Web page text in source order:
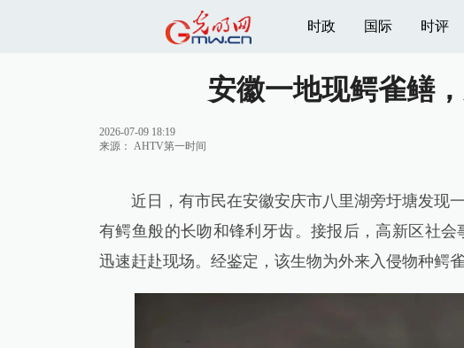
时政 国际 时评
安徽一地现鳄雀鳝
2026-07-09 18:19
来源： AHTV第一时间
近日，有市民在安徽安庆市八里湖旁圩塘发现
有鳄鱼般的长吻和锋利牙齿。接报后，高新区社
迅速赶赴现场。经鉴定，该生物为外来入侵物种鳄